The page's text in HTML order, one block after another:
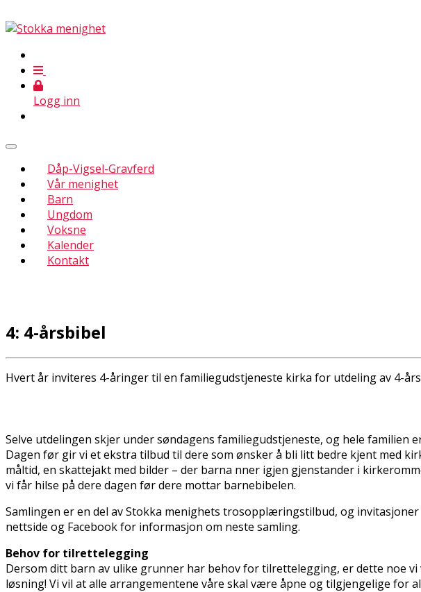
Logg inn
Dåp-Vigsel-Gravferd
Vår menighet
Barn
Ungdom
Voksne
Kalender
Kontakt
4: 4-årsbibel
Hvert år inviteres 4-åringer til en familiegudstjeneste kirka for utdeling av 4-
Selve utdelingen skjer under søndagens familiegudstjeneste, og hele familien
Dagen før gir vi et ekstra tilbud til dere som ønsker å bli litt bedre kjent med
måltid, en skattejakt med bilder – der barna finner igjen gjenstander i
vi får hilse på dere dagen før dere mottar barnebibelen.
Samlingen er en del av Stokka menighets trosopplæringstilbud, og
nettside og Facebook for informasjon om neste samling.
Behov for tilrettelegging
Dersom ditt barn av ulike grunner har behov for tilrettelegging, er dette noe
løsning! Vi vil at alle arrangementene våre skal være åpne og tilgjengelige for